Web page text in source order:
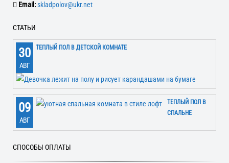
Email:skladpolov@ukr.net
СТАТЬИ
30
АВГ
ТЕПЛЫЙ ПОЛ В ДЕТСКОЙ КОМНАТЕ
09
АВГ
ТЕПЛЫЙ ПОЛ В
СПАЛЬНЕ
СПОСОБЫ ОПЛАТЫ